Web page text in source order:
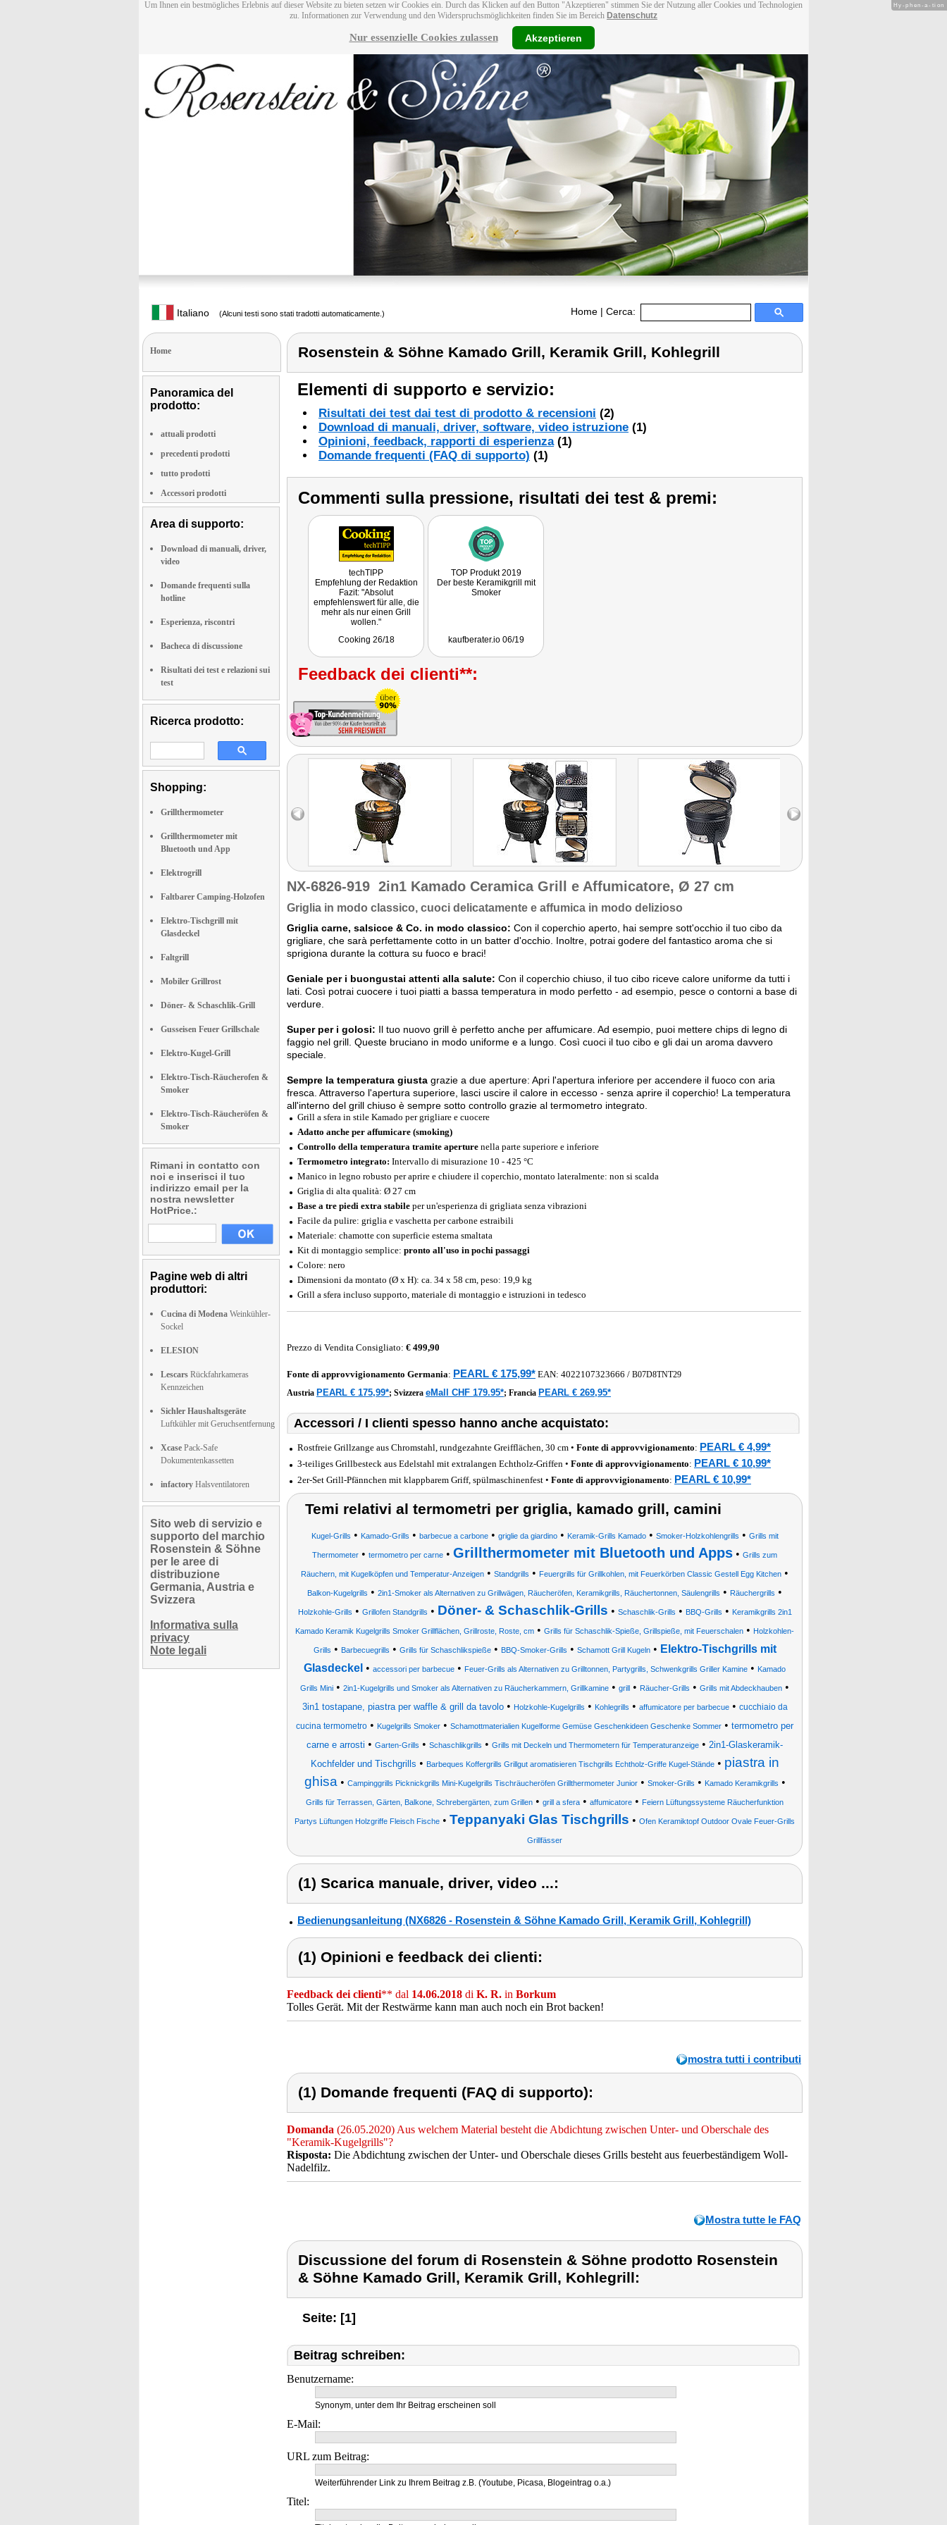
Um Ihnen ein bestmögliches Erlebnis auf dieser Website zu bieten setzen wir Cookies ein. Durch das Klicken auf den Button "Akzeptieren" stimmen Sie der Nutzung aller Cookies und Technologien
zu. Informationen zur Verwendung und den Widerspruchsmöglichkeiten finden Sie im Bereich Datenschutz
Nur essenzielle Cookies zulassen Akzeptieren
Italiano (Alcuni testi sono stati tradotti automaticamente.) Home | Cerca:
Home
Panoramica del
prodotto:
attuali prodotti
precedenti prodotti
tutto prodotti
Accessori prodotti
Area di supporto:
Download di manuali, driver,
video
Domande frequenti sulla
hotline
Esperienza, riscontri
Bacheca di discussione
Risultati dei test e relazioni sui
test
Ricerca prodotto:
Shopping:
Grillthermometer
Grillthermometer mit
Bluetooth und App
Elektrogrill
Faltbarer Camping-Holzofen
Elektro-Tischgrill mit
Glasdeckel
Faltgrill
Mobiler Grillrost
Döner- & Schaschlik-Grill
Gusseisen Feuer Grillschale
Elektro-Kugel-Grill
Elektro-Tisch-Räucherofen &
Smoker
Elektro-Tisch-Räucheröfen &
Smoker
Rimani in contatto con
noi e inserisci il tuo
indirizzo email per la
nostra newsletter
HotPrice.:
Pagine web di altri
produttori:
Cucina di Modena Weinkühler-
Sockel
ELESION
Lescars Rückfahrkameras
Kennzeichen
Sichler Haushaltsgeräte
Luftkühler mit Geruchsentfernung
Xcase Pack-Safe
Dokumentenkassetten
infactory Halsventilatoren
Sito web di servizio e
supporto del marchio
Rosenstein & Söhne
per le aree di
distribuzione
Germania, Austria e
Svizzera
Informativa sulla
privacy
Note legali
Rosenstein & Söhne Kamado Grill, Keramik Grill, Kohlegrill
Elementi di supporto e servizio:
Risultati dei test dai test di prodotto & recensioni (2)
Download di manuali, driver, software, video istruzione (1)
Opinioni, feedback, rapporti di esperienza(1)
Domande frequenti (FAQ di supporto) (1)
Commenti sulla pressione, risultati dei test & premi:
techTIPP
Empfehlung der Redaktion
Fazit: "Absolut
empfehlenswert für alle, die
mehr als nur einen Grill
wollen."
Cooking 26/18
TOP Produkt 2019
Der beste Keramikgrill mit
Smoker
kaufberater.io 06/19
Feedback dei clienti**:
NX-6826-919 2in1 Kamado Ceramica Grill e Affumicatore, Ø 27 cm
Griglia in modo classico, cuoci delicatamente e affumica in modo delizioso
Griglia carne, salsicce & Co. in modo classico: Con il coperchio aperto, hai sempre sott'occhio il tuo cibo da
grigliare, che sarà perfettamente cotto in un batter d'occhio. Inoltre, potrai godere del fantastico aroma che si
sprigiona durante la cottura su fuoco e braci!
Geniale per i buongustai attenti alla salute: Con il coperchio chiuso, il tuo cibo riceve calore uniforme da tutti i
lati. Così potrai cuocere i tuoi piatti a bassa temperatura in modo perfetto - ad esempio, pesce o contorni a base di
verdure.
Super per i golosi: Il tuo nuovo grill è perfetto anche per affumicare. Ad esempio, puoi mettere chips di legno di
faggio nel grill. Queste bruciano in modo uniforme e a lungo. Così cuoci il tuo cibo e gli dai un aroma davvero
speciale.
Sempre la temperatura giusta grazie a due aperture: Apri l'apertura inferiore per accendere il fuoco con aria
fresca. Attraverso l'apertura superiore, lasci uscire il calore in eccesso - senza aprire il coperchio! La temperatura
all'interno del grill chiuso è sempre sotto controllo grazie al termometro integrato.
Grill a sfera in stile Kamado per grigliare e cuocere
Adatto anche per affumicare (smoking)
Controllo della temperatura tramite aperture nella parte superiore e inferiore
Termometro integrato: Intervallo di misurazione 10 - 425 °C
Manico in legno robusto per aprire e chiudere il coperchio, montato lateralmente: non si scalda
Griglia di alta qualità: Ø 27 cm
Base a tre piedi extra stabile per un'esperienza di grigliata senza vibrazioni
Facile da pulire: griglia e vaschetta per carbone estraibili
Materiale: chamotte con superficie esterna smaltata
Kit di montaggio semplice: pronto all'uso in pochi passaggi
Colore: nero
Dimensioni da montato (Ø x H): ca. 34 x 58 cm, peso: 19,9 kg
Grill a sfera incluso supporto, materiale di montaggio e istruzioni in tedesco
Prezzo di Vendita Consigliato: € 499,90
Fonte di approvvigionamento Germania: PEARL € 175,99* EAN: 4022107323666 / B07D8TNT29
Austria PEARL € 175,99*; Svizzera eMall CHF 179.95*; Francia PEARL € 269,95*
Accessori / I clienti spesso hanno anche acquistato:
Rostfreie Grillzange aus Chromstahl, rundgezahnte Greifflächen, 30 cm • Fonte di approvvigionamento: PEARL € 4,99*
3-teiliges Grillbesteck aus Edelstahl mit extralangen Echtholz-Griffen • Fonte di approvvigionamento: PEARL € 10,99*
2er-Set Grill-Pfännchen mit klappbarem Griff, spülmaschinenfest • Fonte di approvvigionamento: PEARL € 10,99*
Temi relativi al termometri per griglia, kamado grill, camini
Kugel-Grills • Kamado-Grills • barbecue a carbone• griglie da giardino• Keramik-Grills Kamado• Smoker-Holzkohlengrills • Grills mit
Thermometer • termometro per carne • Grillthermometer mit Bluetooth und Apps • Grills zum
Räuchern, mit Kugelköpfen und Temperatur-Anzeigen • Standgrills • Feuergrills für Grillkohlen, mit Feuerkörben Classic Gestell Egg Kitchen •
Balkon-Kugelgrills • 2in1-Smoker als Alternativen zu Grillwägen, Räucheröfen, Keramikgrills, Räuchertonnen, Säulengrills • Räuchergrills •
Holzkohle-Grills • Grillofen Standgrills • Döner- & Schaschlik-Grills • Schaschlik-Grills • BBQ-Grills • Keramikgrills 2in1
Kamado Keramik Kugelgrills Smoker Grillflächen, Grillroste, Roste, cm • Grills für Schaschlik-Spieße, Grillspieße, mit Feuerschalen • Holzkohlen-
Grills • Barbecuegrills • Grills für Schaschlikspieße• BBQ-Smoker-Grills • Schamott Grill Kugeln• Elektro-Tischgrills mit
Glasdeckel • accessori per barbecue • Feuer-Grills als Alternativen zu Grilltonnen, Partygrills, Schwenkgrills Griller Kamine • Kamado
Grills Mini • 2in1-Kugelgrills und Smoker als Alternativen zu Räucherkammern, Grillkamine • grill • Räucher-Grills • Grills mit Abdeckhauben •
3in1 tostapane, piastra per waffle & grill da tavolo• Holzkohle-Kugelgrills • Kohlegrills • affumicatore per barbecue• cucchiaio da
cucina termometro • Kugelgrills Smoker • Schamottmaterialien Kugelforme Gemüse Geschenkideen Geschenke Sommer • termometro per
carne e arrosti • Garten-Grills • Schaschlikgrills • Grills mit Deckeln und Thermometern für Temperaturanzeige • 2in1-Glaskeramik-
Kochfelder und Tischgrills • Barbeques Koffergrills Grillgut aromatisieren Tischgrills Echtholz-Griffe Kugel-Stände• piastra in
ghisa • Campinggrills Picknickgrills Mini-Kugelgrills Tischräucheröfen Grillthermometer Junior• Smoker-Grills • Kamado Keramikgrills •
Grills für Terrassen, Gärten, Balkone, Schrebergärten, zum Grillen • grill a sfera • affumicatore • Feiern Lüftungssysteme Räucherfunktion
Partys Lüftungen Holzgriffe Fleisch Fische • Teppanyaki Glas Tischgrills • Ofen Keramiktopf Outdoor Ovale Feuer-Grills
Grillfässer
(1) Scarica manuale, driver, video ...:
Bedienungsanleitung (NX6826 - Rosenstein & Söhne Kamado Grill, Keramik Grill, Kohlegrill)
(1) Opinioni e feedback dei clienti:
Feedback dei clienti** dal 14.06.2018 di K. R. in Borkum
Tolles Gerät. Mit der Restwärme kann man auch noch ein Brot backen!
mostra tutti i contributi
(1) Domande frequenti (FAQ di supporto):
Domanda (26.05.2020) Aus welchem Material besteht die Abdichtung zwischen Unter- und Oberschale des
"Keramik-Kugelgrills"?
Risposta: Die Abdichtung zwischen der Unter- und Oberschale dieses Grills besteht aus feuerbeständigem Woll-
Nadelfilz.
Mostra tutte le FAQ
Discussione del forum di Rosenstein & Söhne prodotto Rosenstein
& Söhne Kamado Grill, Keramik Grill, Kohlegrill:
Seite: [1]
Beitrag schreiben:
Benutzername:
Synonym, unter dem Ihr Beitrag erscheinen soll
E-Mail:
URL zum Beitrag:
Weiterführender Link zu Ihrem Beitrag z.B. (Youtube, Picasa, Blogeintrag o.a.)
Titel:
Hy-phen-a-tion